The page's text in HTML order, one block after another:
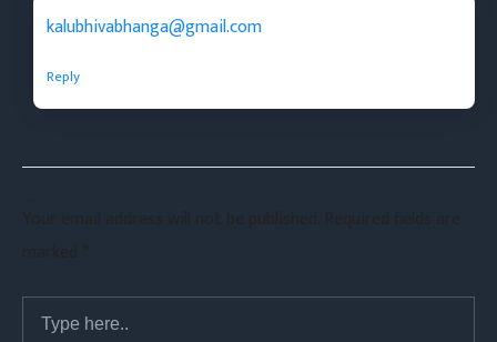
kalubhivabhanga@gmail.com
Reply
Type
here..